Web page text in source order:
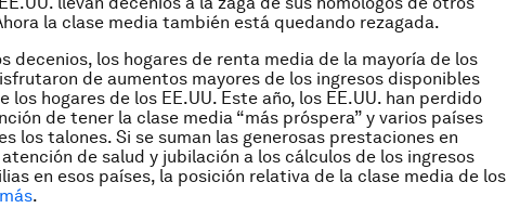
la clase media también está quedando rezagada.
decenios, los hogares de renta media de la mayoría de los
de aumentos mayores de los ingresos disponibles
los hogares de los EE.UU. Este año, los EE.UU. han perdido
de tener la clase media “más próspera” y varios países
los talones. Si se suman las generosas prestaciones en
de salud y jubilación a los cálculos de los ingresos
en esos países, la posición relativa de la clase media de los
.